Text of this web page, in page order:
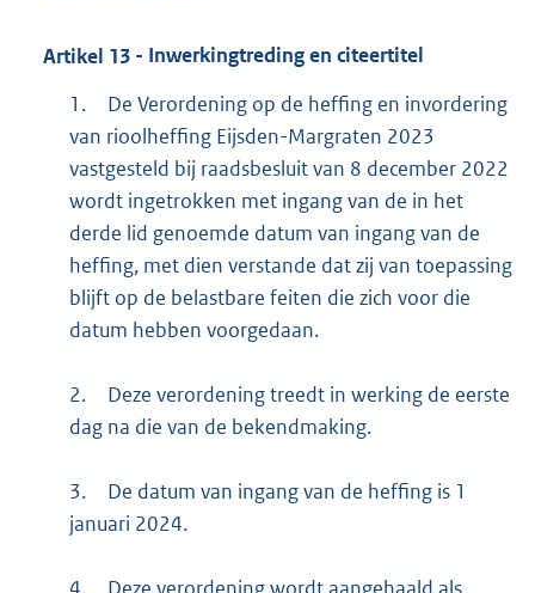
Artikel 13 - Inwerkingtreding en citeertitel
1.
De Verordening op de heffing en invordering
van rioolheffing Eijsden-Margraten 2023
vastgesteld bij raadsbesluit van 8 december 2022
wordt ingetrokken met ingang van de in het
derde lid genoemde datum van ingang van de
heffing, met dien verstande dat zij van toepassing
blijft op de belastbare feiten die zich voor die
datum hebben voorgedaan.
2.
Deze verordening treedt in werking de eerste
dag na die van de bekendmaking.
3.
De datum van ingang van de heffing is 1
januari 2024.
4.
Deze verordening wordt aangehaald als